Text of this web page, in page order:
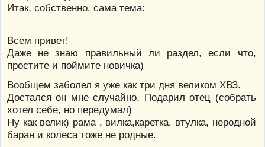
Итак, собственно, сама тема:
Всем привет!
Даже не знаю правильный ли раздел, если что,
простите и поймите новичка)
Вообщем заболел я уже как три дня великом ХВЗ.
Достался он мне случайно. Подарил отец (собрать
хотел себе, но передумал)
Ну как велик) рама , вилка,каретка, втулка, неродной
баран и колеса тоже не родные.